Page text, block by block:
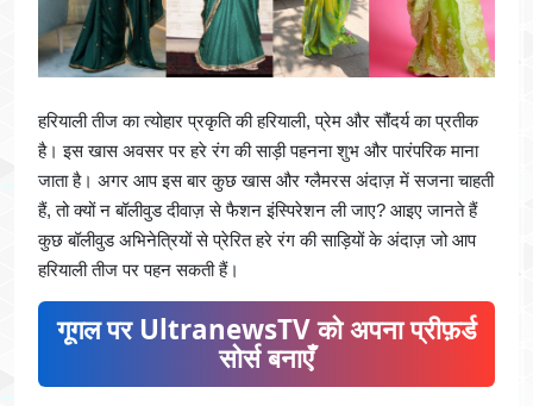
हरियाली तीज का त्योहार प्रकृति की हरियाली, प्रेम और सौंदर्य का प्रतीक
है। इस खास अवसर पर हरे रंग की साड़ी पहनना शुभ और पारंपरिक माना
जाता है। अगर आप इस बार कुछ खास और ग्लैमरस अंदाज़ में सजना चाहती
हैं, तो क्यों न बॉलीवुड दीवाज़ से फैशन इंस्पिरेशन ली जाए? आइए जानते हैं
कुछ बॉलीवुड अभिनेत्रियों से प्रेरित हरे रंग की साड़ियों के अंदाज़ जो आप
हरियाली तीज पर पहन सकती हैं।
गूगल पर UltranewsTV को अपना प्रीफ़र्ड
सोर्स बनाएँ